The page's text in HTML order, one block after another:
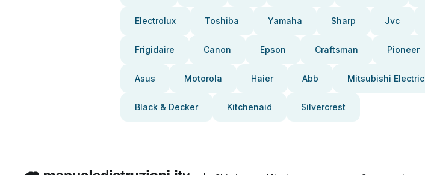
Electrolux Toshiba Yamaha Sharp Jvc
Frigidaire Canon Epson Craftsman Pioneer
Asus Motorola Haier Abb Mitsubishi Electric
Black & Decker Kitchenaid Silvercrest